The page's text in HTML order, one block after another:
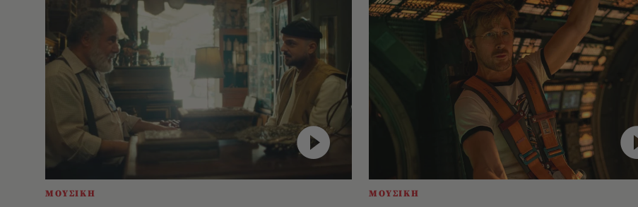
ΜΟΥΣΙΚΗ ΜΟΥΣΙΚΗ